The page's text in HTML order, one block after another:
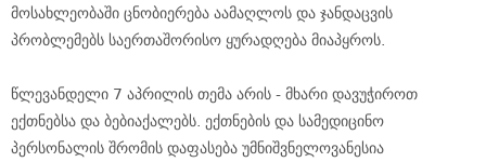
მოსახლეობაში ცნობიერება აამაღლოს და ჯანდაცვის
პრობლემებს საერთაშორისო ყურადღება მიაპყროს.
წლევანდელი 7 აპრილის თემა არის - მხარი დავუჭიროთ
ექთნებსა და ბებიაქალებს. ექთნების და სამედიცინო
პერსონალის შრომის დაფასება უმნიშვნელოვანესია